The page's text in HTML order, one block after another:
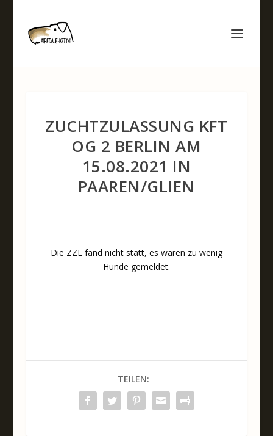
ZUCHTZULASSUNG KFT
OG 2 BERLIN AM
15.08.2021 IN
PAAREN/GLIEN
Die ZZL fand nicht statt, es waren zu wenig
Hunde gemeldet.
TEILEN: